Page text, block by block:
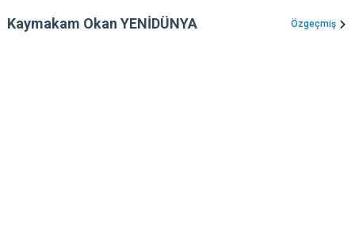
Kaymakam Okan YENİDÜNYA Özgeçmiş